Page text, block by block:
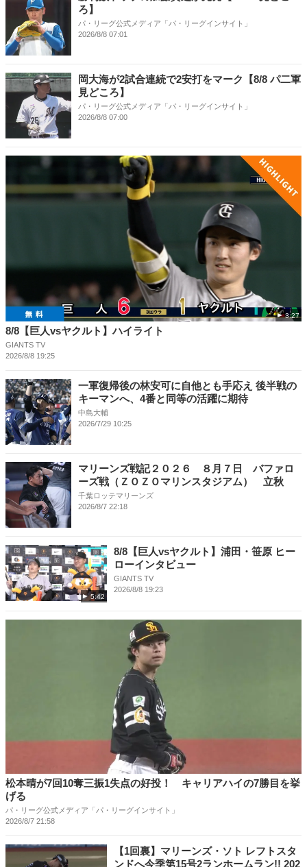
ろ】
パ・リーグ公式メディア「パ・リーグインサイト」
2026/8/8 07:01
岡大海が2試合連続で2安打をマーク【8/8 パ二軍
見どころ】
パ・リーグ公式メディア「パ・リーグインサイト」
2026/8/8 07:00
3:27
8/8【巨人vsヤクルト】ハイライト
GIANTS TV
2026/8/8 19:25
一軍復帰後の林安可に自他とも手応え 後半戦の
キーマンへ、4番と同等の活躍に期待
中島大輔
2026/7/29 10:25
マリーンズ戦記２０２６ ８月７日 バファロ
ーズ戦（ＺＯＺＯマリンスタジアム） 立秋
千葉ロッテマリーンズ
2026/8/7 22:18
5:42
8/8【巨人vsヤクルト】浦田・笹原 ヒー
ローインタビュー
GIANTS TV
2026/8/8 19:23
松本晴が7回10奪三振1失点の好投！ キャリアハイの7勝目を挙
げる
パ・リーグ公式メディア「パ・リーグインサイト」
2026/8/7 21:58
【1回裏】マリーンズ・ソト レフトスタ
ンドへ今季第15号2ランホームラン!! 202